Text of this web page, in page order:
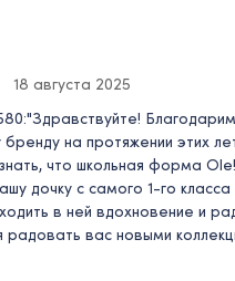
18 августа 2025
на протяжении этих
что школьная форма
дочку с самого 1-го класса
в ней вдохновение и
радовать вас новыми